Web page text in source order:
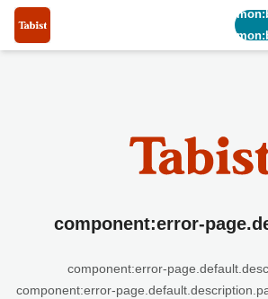
component:error-
component:error-
component:error-